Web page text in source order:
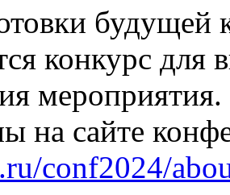
будущей
конкурс
на сайте
conf2024/